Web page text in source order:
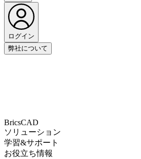
ログイン
弊社について
BricsCAD
ソリューション
学習&サポート
お役立ち情報